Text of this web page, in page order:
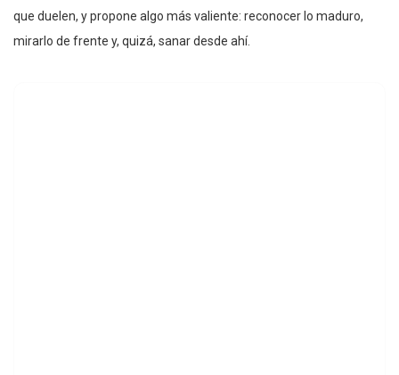
que duelen, y propone algo más valiente: reconocer lo maduro,
mirarlo de frente y, quizá, sanar desde ahí.